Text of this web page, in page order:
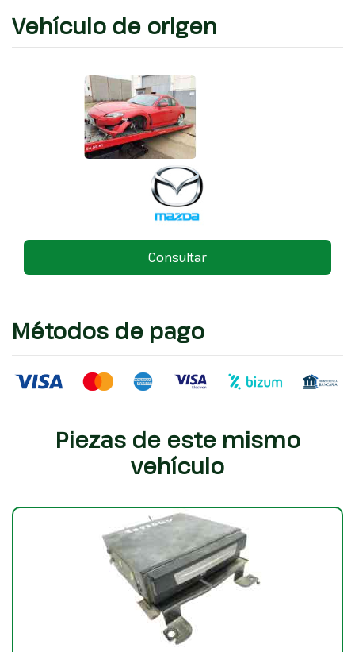
Vehículo de origen
Consultar
Métodos de pago
Piezas de este mismo
vehículo